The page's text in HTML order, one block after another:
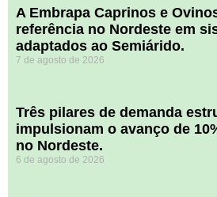
A Embrapa Caprinos e
referência no Nordeste em
adaptados ao Semiárido.
7 de agosto de 2026
​Três pilares de demanda
impulsionam o avanço de
no Nordeste.
6 de agosto de 2026